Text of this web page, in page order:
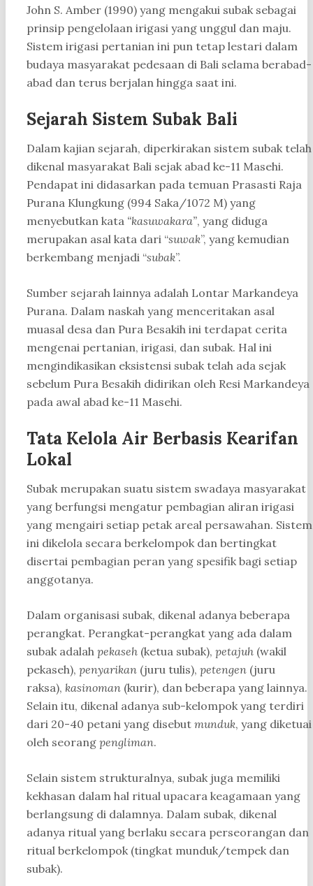
John S. Amber (1990) yang mengakui subak sebagai
prinsip pengelolaan irigasi yang unggul dan maju.
Sistem irigasi pertanian ini pun tetap lestari dalam
budaya masyarakat pedesaan di Bali selama berabad-
abad dan terus berjalan hingga saat ini.
Sejarah Sistem Subak Bali
Dalam kajian sejarah, diperkirakan sistem subak telah
dikenal masyarakat Bali sejak abad ke-11 Masehi.
Pendapat ini didasarkan pada temuan Prasasti Raja
Purana Klungkung (994 Saka/1072 M) yang
menyebutkan kata “kasuwakara”, yang diduga
merupakan asal kata dari “suwak”, yang kemudian
berkembang menjadi “subak”.
Sumber sejarah lainnya adalah Lontar Markandeya
Purana. Dalam naskah yang menceritakan asal
muasal desa dan Pura Besakih ini terdapat cerita
mengenai pertanian, irigasi, dan subak. Hal ini
mengindikasikan eksistensi subak telah ada sejak
sebelum Pura Besakih didirikan oleh Resi Markandeya
pada awal abad ke-11 Masehi.
Tata Kelola Air Berbasis Kearifan
Lokal
Subak merupakan suatu sistem swadaya masyarakat
yang berfungsi mengatur pembagian aliran irigasi
yang mengairi setiap petak areal persawahan. Sistem
ini dikelola secara berkelompok dan bertingkat
disertai pembagian peran yang spesifik bagi setiap
anggotanya.
Dalam organisasi subak, dikenal adanya beberapa
perangkat. Perangkat-perangkat yang ada dalam
subak adalah pekaseh (ketua subak), petajuh (wakil
pekaseh), penyarikan (juru tulis), petengen (juru
raksa), kasinoman (kurir), dan beberapa yang lainnya.
Selain itu, dikenal adanya sub-kelompok yang terdiri
dari 20-40 petani yang disebut munduk, yang diketuai
oleh seorang pengliman.
Selain sistem strukturalnya, subak juga memiliki
kekhasan dalam hal ritual upacara keagamaan yang
berlangsung di dalamnya. Dalam subak, dikenal
adanya ritual yang berlaku secara perseorangan dan
ritual berkelompok (tingkat munduk/tempek dan
subak).